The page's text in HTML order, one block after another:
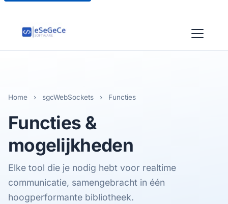
Home › sgcWebSockets › Functies
Functies &
mogelijkheden
Elke tool die je nodig hebt voor realtime
communicatie, samengebracht in één
hoogperformante bibliotheek.